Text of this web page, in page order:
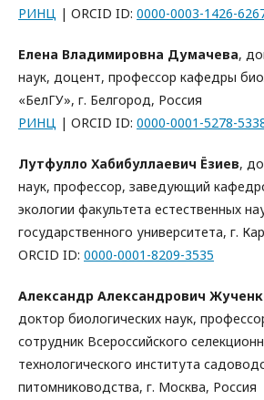
РИНЦ | ORCID ID: 0000-0003-1426-
Елена Владимировна Думачева,
наук, доцент, профессор кафедры
«БелГУ», г. Белгород, Россия
РИНЦ | ORCID ID: 0000-0001-5278-
Лутфулло Хабибуллаевич Ёзиев,
наук, профессор, заведующий
экологии факультета естественных
государственного университета, г.
ORCID ID: 0000-0001-8209-3535
Александр Александрович
доктор биологических наук,
сотрудник Всероссийского
технологического института
питомниководства, г. Москва, Россия